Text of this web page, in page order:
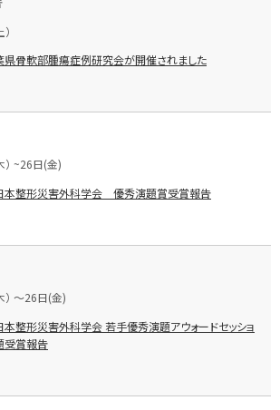
骨軟部腫瘍症例研究会が開催されました
） ~26日(金)
本整形災害外科学会 優秀演題賞受賞報告
） ～26日(金)
整形災害外科学会 若手優秀演題アウォードセッショ
受賞報告